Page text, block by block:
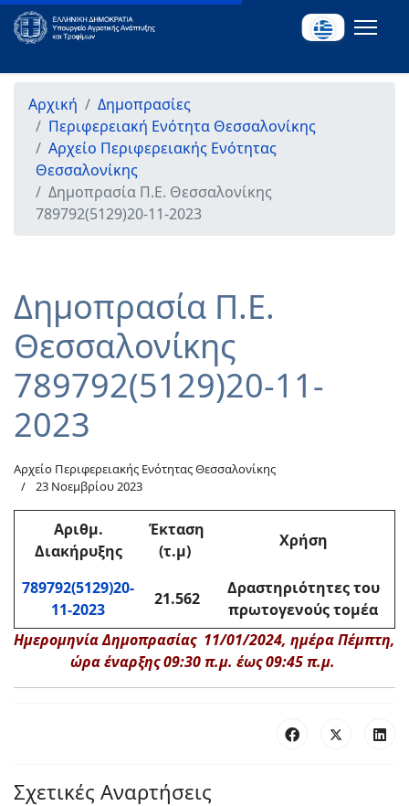
Αρχική
Δημοπρασίες
Περιφερειακή Ενότητα Θεσσαλονίκης
Αρχείο Περιφερειακής Ενότητας
Θεσσαλονίκης
Δημοπρασία Π.Ε. Θεσσαλονίκης
789792(5129)20-11-2023
Δημοπρασία Π.Ε.
Θεσσαλονίκης
789792(5129)20-11-
2023
Αρχείο Περιφερειακής Ενότητας Θεσσαλονίκης
23 Νοεμβρίου 2023
Αριθμ.
Διακήρυξης
Έκταση
(τ.μ)
Χρήση
789792(5129)20-
11-2023
21.562
Δραστηριότητες του
πρωτογενούς τομέα
Ημερομηνία Δημοπρασίας 11/01/2024, ημέρα Πέμπτη,
ώρα έναρξης 09:30 π.μ. έως 09:45 π.μ.
Σχετικές Αναρτήσεις